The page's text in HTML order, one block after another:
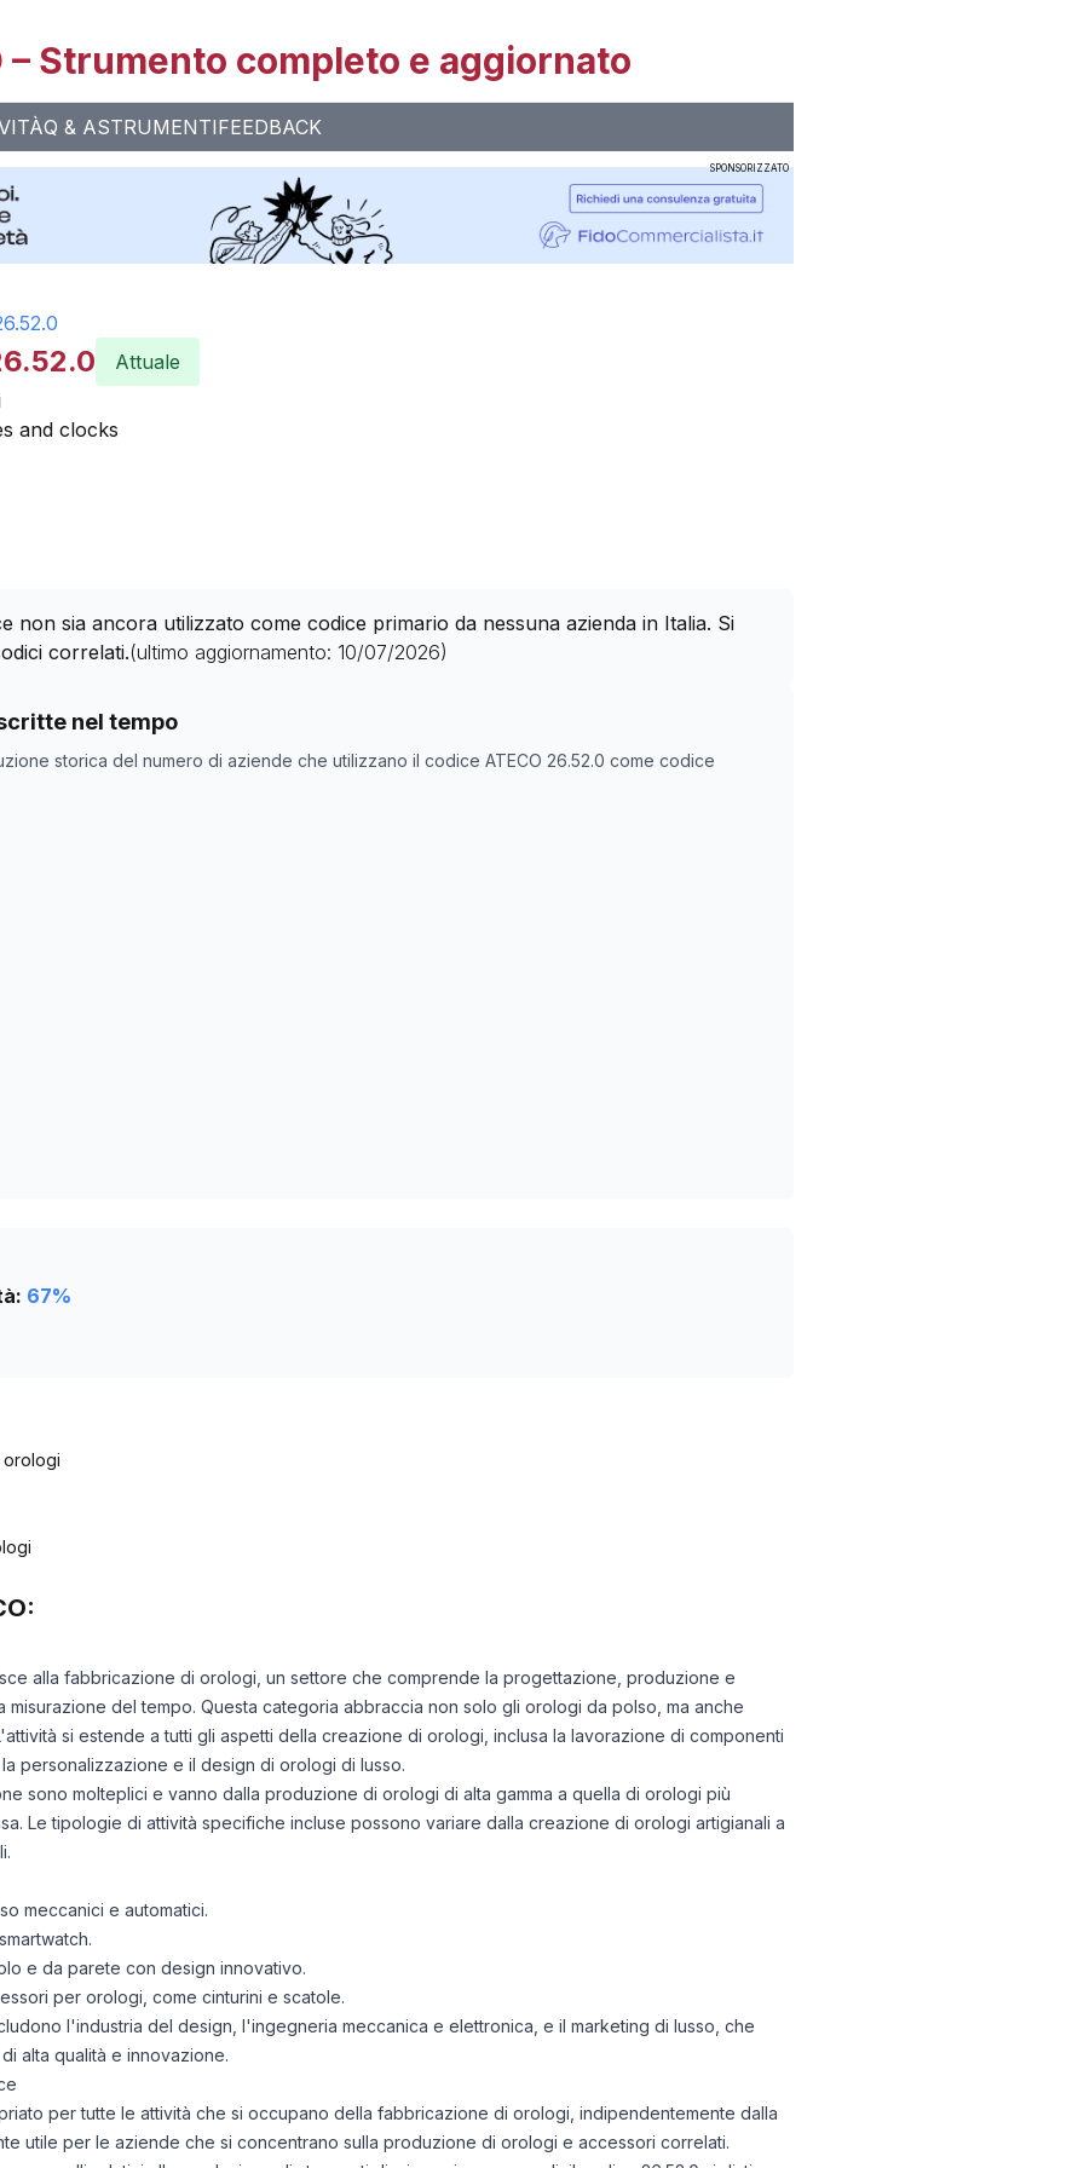
– Strumento completo e aggiornato
Q & ASTRUMENTIFEEDBACK
SPONSORIZZATO
Attuale
and clocks
non sia ancora utilizzato come codice primario da nessuna azienda in Italia. Si
correlati.(ultimo aggiornamento: 10/07/2026)
nel tempo
storica del numero di aziende che utilizzano il codice ATECO 26.52.0 come codice
con codice ATECO
Numero aziende
67%
alla fabbricazione di orologi, un settore che comprende la progettazione, produzione e
misurazione del tempo. Questa categoria abbraccia non solo gli orologi da polso, ma anche
si estende a tutti gli aspetti della creazione di orologi, inclusa la lavorazione di componenti
personalizzazione e il design di orologi di lusso.
sono molteplici e vanno dalla produzione di orologi di alta gamma a quella di orologi più
Le tipologie di attività specifiche incluse possono variare dalla creazione di orologi artigianali a
meccanici e automatici.
e da parete con design innovativo.
per orologi, come cinturini e scatole.
l'industria del design, l'ingegneria meccanica e elettronica, e il marketing di lusso, che
alta qualità e innovazione.
per tutte le attività che si occupano della fabbricazione di orologi, indipendentemente dalla
utile per le aziende che si concentrano sulla produzione di orologi e accessori correlati.